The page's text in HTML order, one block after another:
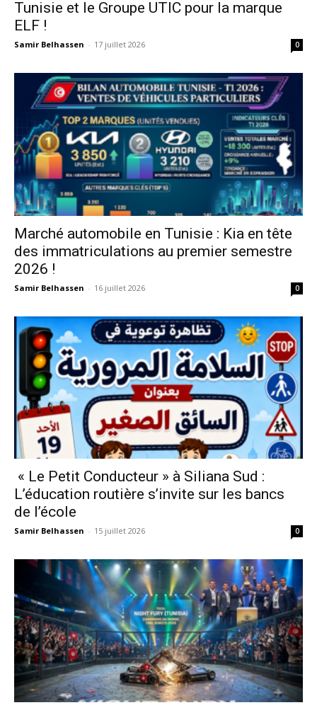
Tunisie et le Groupe UTIC pour la marque
ELF !
Samir Belhassen - 17 juillet 2026 0
Marché automobile en Tunisie : Kia en tête
des immatriculations au premier semestre
2026 !
Samir Belhassen - 16 juillet 2026 0
« Le Petit Conducteur » à Siliana Sud :
L’éducation routière s’invite sur les bancs
de l’école
Samir Belhassen - 15 juillet 2026 0